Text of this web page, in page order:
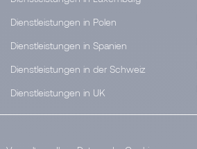
Dienstleistungen in Polen
Dienstleistungen in Spanien
Dienstleistungen in der Schweiz
Dienstleistungen in UK